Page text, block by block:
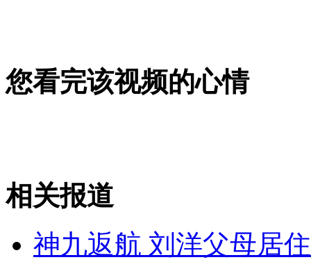
您看完该视频的心情
相关报道
神九返航 刘洋父母居